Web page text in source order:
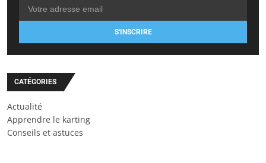
S'INSCRIRE
CATÉGORIES
Actualité
Apprendre le karting
Conseils et astuces